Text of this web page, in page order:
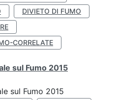
DIVIETO DI FUMO
CORRELATE
sul Fumo 2015
sul Fumo 2015